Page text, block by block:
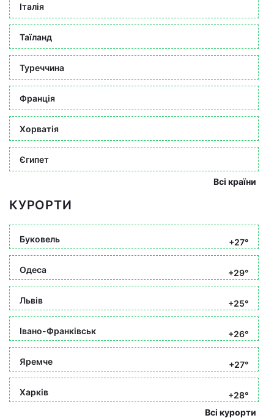
Італія
Таїланд
Туреччина
Франція
Хорватія
Єгипет
Всі країни
КУРОРТИ
Буковель +27°
Одеса +29°
Львів +25°
Івано-Франківськ +26°
Яремче +27°
Харків
+28°
Всі курорти